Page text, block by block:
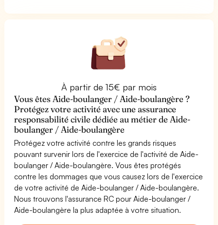
À partir de 15€ par mois
Vous êtes Aide-boulanger / Aide-boulangère ?
Protégez votre activité avec une assurance
responsabilité civile dédiée au métier de Aide-
boulanger / Aide-boulangère
Protégez votre activité contre les grands risques
pouvant survenir lors de l'exercice de l'activité de Aide-
boulanger / Aide-boulangère. Vous êtes protégés
contre les dommages que vous causez lors de l'exercice
de votre activité de Aide-boulanger / Aide-boulangère.
Nous trouvons l'assurance RC pour Aide-boulanger /
Aide-boulangère la plus adaptée à votre situation.